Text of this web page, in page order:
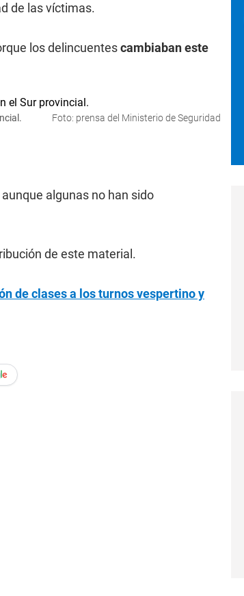
de las víctimas.
los delincuentescambiaban este
Foto: prensa del Ministerio de Seguridad
algunas no han sido
de este material.
de clases a los turnos vespertino y